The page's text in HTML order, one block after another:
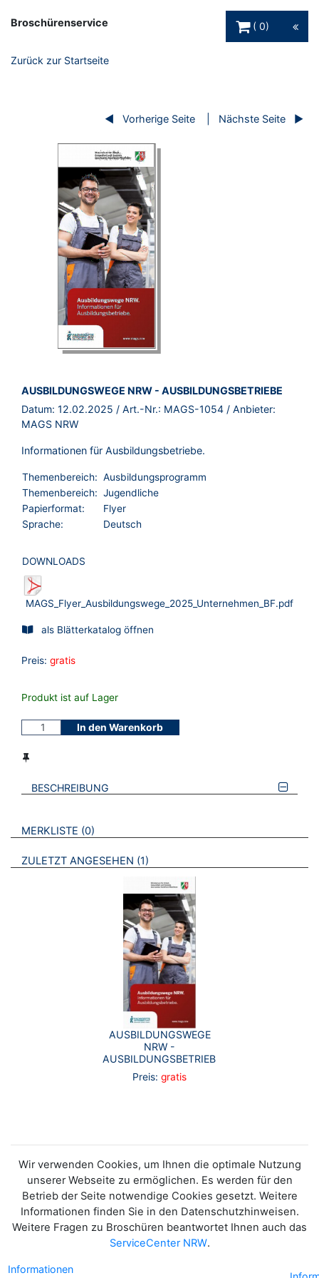
Broschürenservice
0
Zurück zur Startseite
Vorherige Seite Nächste Seite
BROSCHÜRE:
AUSBILDUNGSWEGE NRW - AUSBILDUNGSBETRIEBE
Datum: 12.02.2025 / Art.-Nr.: MAGS-1054 / Anbieter:
MAGS NRW
Informationen für Ausbildungsbetriebe.
Themenbereich: Ausbildungsprogramm
Themenbereich: Jugendliche
Papierformat:
Flyer
Sprache:
Deutsch
DOWNLOADS
MAGS_Flyer_Ausbildungswege_2025_Unternehmen_BF.pdf
als Blätterkatalog öffnen
Preis: gratis
Produkt ist auf Lager
In den Warenkorb
BESCHREIBUNG
VERWEISE AUF VERMERKTE- ODER ZULETZT ANGESEHENE
MERKLISTE 0 BROSCHÜREN
ZULETZT ANGESEHEN 1 BROSCHÜREN
AUSBILDUNGSWEGE
NRW -
AUSBILDUNGSBETRIEBE
Preis: gratis
Wir verwenden Cookies, um Ihnen die optimale Nutzung
unserer Webseite zu ermöglichen. Es werden für den
Betrieb der Seite notwendige Cookies gesetzt. Weitere
Informationen finden Sie in den Datenschutzhinweisen.
Weitere Fragen zu Broschüren beantwortet Ihnen auch das
ServiceCenter NRW.
Informationen